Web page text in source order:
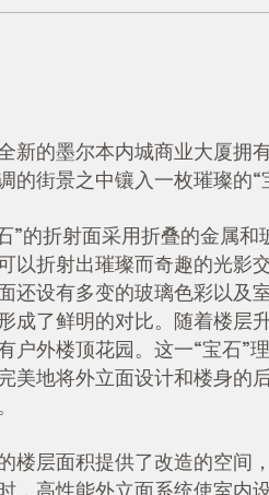
新的墨尔本内城商业大厦拥
的街景之中镶入一枚璀璨的“
”的折射面采用折叠的金属
以折射出璀璨而奇趣的光影
还设有多变的玻璃色彩以及
成了鲜明的对比。随着楼层
户外楼顶花园。这一“宝石”
美地将外立面设计和楼身的
楼层面积提供了改造的空间